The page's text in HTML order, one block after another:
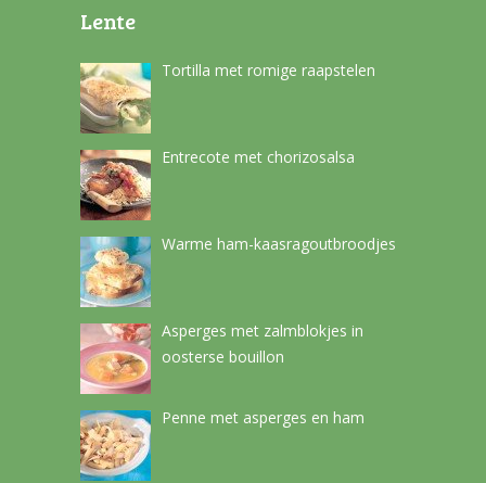
Lente
Tortilla met romige raapstelen
Entrecote met chorizosalsa
Warme ham-kaasragoutbroodjes
Asperges met zalmblokjes in
oosterse bouillon
Penne met asperges en ham